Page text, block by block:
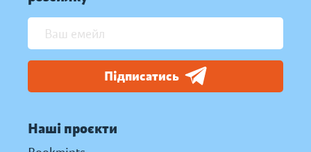
Підписатись
Наші проєкти